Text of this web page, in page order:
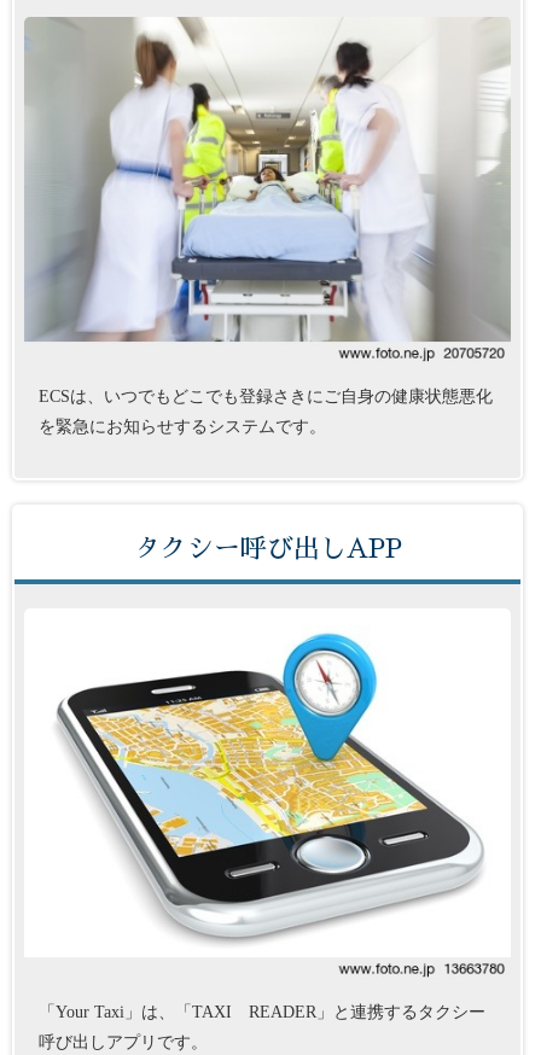
ECSは、いつでもどこでも登録さきにご自身の健康状態悪化
を緊急にお知らせするシステムです。
タクシー呼び出しAPP
「Your Taxi」は、「TAXI READER」と連携するタクシー
呼び出しアプリです。